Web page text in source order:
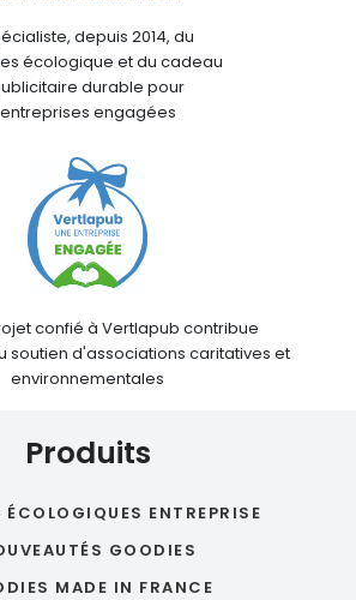
depuis 2014, du
écologique et du cadeau
durable pour
entreprises engagées
confié à Vertlapub contribue
soutien d'associations caritatives et
environnementales
Produits
ENTREPRISE
GOODIES
MADE IN FRANCE